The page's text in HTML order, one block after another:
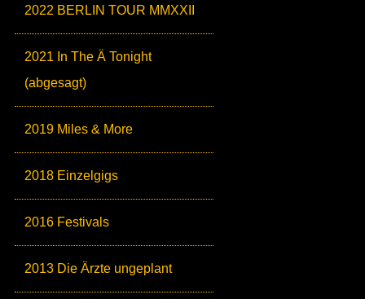
2022 BERLIN TOUR MMXXII
2021 In The Ä Tonight
(abgesagt)
2019 Miles & More
2018 Einzelgigs
2016 Festivals
2013 Die Ärzte ungeplant